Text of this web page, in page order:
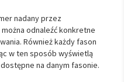
nadany przez
odnaleźć konkretne
Również każdy fason
w ten sposób wyświetlą
na danym fasonie.